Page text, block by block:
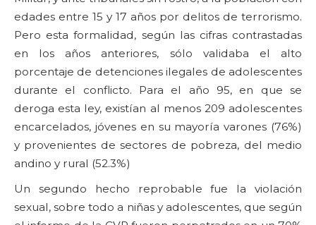
edades entre 15 y 17 años por delitos de terrorismo.
Pero esta formalidad, según las cifras contrastadas
en los años anteriores, sólo validaba el alto
porcentaje de detenciones ilegales de adolescentes
durante el conflicto. Para el año 95, en que se
deroga esta ley, existían al menos 209 adolescentes
encarcelados, jóvenes en su mayoría varones (76%)
y provenientes de sectores de pobreza, del medio
andino y rural (52.3%)
Un segundo hecho reprobable fue la violación
sexual, sobre todo a niñas y adolescentes, que según